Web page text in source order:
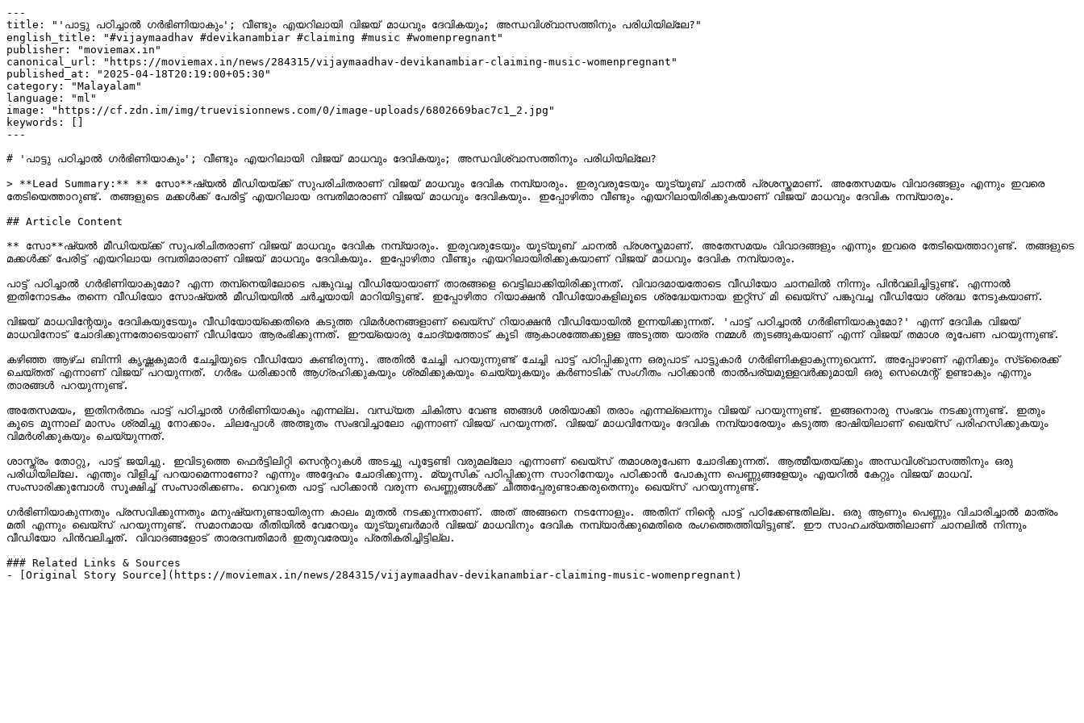
---
title: "'പാട്ടു പഠിച്ചാല്‍ ഗര്‍ഭിണിയാകും'; വീണ്ടും എയറിലായി വിജയ് മാധവും ദേവികയും; അന്ധവിശ്വാസത്തിനും പരിധിയില്ലേ?"
english_title: "#vijaymaadhav #devikanambiar #claiming #music #womenpregnant"
publisher: "moviemax.in"
canonical_url: "https://moviemax.in/news/284315/vijaymaadhav-devikanambiar-claiming-music-womenpregnant"
published_at: "2025-04-18T20:19:00+05:30"
category: "Malayalam"
language: "ml"
image: "https://cf.zdn.im/img/truevisionnews.com/0/image-uploads/6802669bac7c1_2.jpg"
keywords: []
---
# 'പാട്ടു പഠിച്ചാല്‍ ഗര്‍ഭിണിയാകും'; വീണ്ടും എയറിലായി വിജയ് മാധവും ദേവികയും; അന്ധവിശ്വാസത്തിനും പരിധിയില്ലേ?
> **Lead Summary:** ** സോ**ഷ്യല്‍ മീഡിയയ്ക്ക് സുപരിചിതരാണ് വിജയ് മാധവും ദേവിക നമ്പ്യാരും. ഇരുവരുടേയും യൂട്യൂബ് ചാനല്‍ പ്രശസ്തമാണ്. അതേസമയം വിവാദങ്ങളും എന്നും ഇവരെ
തേടിയെത്താറുണ്ട്. തങ്ങളുടെ മക്കള്‍ക്ക് പേരിട്ട് എയറിലായ ദമ്പതിമാരാണ് വിജയ് മാധവും ദേവികയും. ഇപ്പോഴിതാ വീണ്ടും എയറിലായിരിക്കുകയാണ് വിജയ് മാധവും ദേവിക നമ്പ്യാരും.
## Article Content
** സോ**ഷ്യല്‍ മീഡിയയ്ക്ക് സുപരിചിതരാണ് വിജയ് മാധവും ദേവിക നമ്പ്യാരും. ഇരുവരുടേയും യൂട്യൂബ് ചാനല്‍ പ്രശസ്തമാണ്. അതേസമയം വിവാദങ്ങളും എന്നും ഇവരെ തേടിയെത്താറുണ്ട്. തങ്ങളുടെ
മക്കള്‍ക്ക് പേരിട്ട് എയറിലായ ദമ്പതിമാരാണ് വിജയ് മാധവും ദേവികയും. ഇപ്പോഴിതാ വീണ്ടും എയറിലായിരിക്കുകയാണ് വിജയ് മാധവും ദേവിക നമ്പ്യാരും.
പാട്ട് പഠിച്ചാല്‍ ഗര്‍ഭിണിയാകുമോ? എന്ന തമ്പ്‌നെയിലോടെ പങ്കുവച്ച വീഡിയോയാണ് താരങ്ങളെ വെട്ടിലാക്കിയിരിക്കുന്നത്. വിവാദമായതോടെ വീഡിയോ ചാനലില്‍ നിന്നും പിന്‍വലിച്ചിട്ടുണ്ട്. എന്നാല്‍
ഇതിനോടകം തന്നെ വീഡിയോ സോഷ്യല്‍ മീഡിയയില്‍ ചര്‍ച്ചയായി മാറിയിട്ടുണ്ട്. ഇപ്പോഴിതാ റിയാക്ഷന്‍ വീഡിയോകളിലൂടെ ശ്രദ്ധേയനായ ഇറ്റ്‌സ് മി ഖെയ്‌സ് പങ്കുവച്ച വീഡിയോ ശ്രദ്ധ നേടുകയാണ്.
വിജയ് മാധവിന്റേയും ദേവികയുടേയും വീഡിയോയ്‌ക്കെതിരെ കടുത്ത വിമര്‍ശനങ്ങളാണ് ഖെയ്‌സ് റിയാക്ഷന്‍ വീഡിയോയില്‍ ഉന്നയിക്കുന്നത്. 'പാട്ട് പഠിച്ചാല്‍ ഗര്‍ഭിണിയാകുമോ?' എന്ന് ദേവിക വിജയ്
മാധവിനോട് ചോദിക്കുന്നതോടെയാണ് വീഡിയോ ആരംഭിക്കുന്നത്. ഈയ്യൊരു ചോദ്യത്തോട് കൂടി ആകാശത്തേക്കുള്ള അടുത്ത യാത്ര നമ്മള്‍ തുടങ്ങുകയാണ് എന്ന് വിജയ് തമാശ രൂപേണ പറയുന്നുണ്ട്.
കഴിഞ്ഞ ആഴ്ച ബിന്നി കൃഷ്ണകുമാര്‍ ചേച്ചിയുടെ വീഡിയോ കണ്ടിരുന്നു. അതില്‍ ചേച്ചി പറയുന്നുണ്ട് ചേച്ചി പാട്ട് പഠിപ്പിക്കുന്ന ഒരുപാട് പാട്ടുകാര്‍ ഗര്‍ഭിണികളാകുന്നുവെന്ന്. അപ്പോഴാണ് എനിക്കും സ്‌ട്രൈക്ക്
ചെയ്തത് എന്നാണ് വിജയ് പറയുന്നത്. ഗര്‍ഭം ധരിക്കാന്‍ ആഗ്രഹിക്കുകയും ശ്രമിക്കുകയും ചെയ്യുകയും കര്‍ണാടിക് സംഗീതം പഠിക്കാന്‍ താല്‍പര്യമുള്ളവര്‍ക്കുമായി ഒരു സെഗ്മെന്റ് ഉണ്ടാകും എന്നും
താരങ്ങള്‍ പറയുന്നുണ്ട്.
അതേസമയം, ഇതിനര്‍ത്ഥം പാട്ട് പഠിച്ചാല്‍ ഗര്‍ഭിണിയാകും എന്നല്ല. വന്ധ്യത ചികിത്സ വേണ്ട ഞങ്ങള്‍ ശരിയാക്കി തരാം എന്നല്ലെന്നും വിജയ് പറയുന്നുണ്ട്. ഇങ്ങനൊരു സംഭവം നടക്കുന്നുണ്ട്. ഇതും
കൂടെ മൂന്നാല് മാസം ശ്രമിച്ചു നോക്കാം. ചിലപ്പോള്‍ അത്ഭുതം സംഭവിച്ചാലോ എന്നാണ് വിജയ് പറയുന്നത്. വിജയ് മാധവിനേയും ദേവിക നമ്പ്യാരേയും കടുത്ത ഭാഷിയിലാണ് ഖെയ്‌സ് പരിഹസിക്കുകയും
വിമര്‍ശിക്കുകയും ചെയ്യുന്നത്.
ശാസ്ത്രം തോറ്റു, പാട്ട് ജയിച്ചു. ഇവിടുത്തെ ഫെര്‍ട്ടിലിറ്റി സെന്ററുകള്‍ അടച്ചു പൂട്ടേണ്ടി വരുമല്ലോ എന്നാണ് ഖെയ്‌സ് തമാശരൂപേണ ചോദിക്കുന്നത്. ആത്മീയതയ്ക്കും അന്ധവിശ്വാസത്തിനും ഒരു
പരിധിയില്ലേ. എന്തും വിളിച്ച് പറയാമെന്നാണോ? എന്നും അദ്ദേഹം ചോദിക്കുന്നു. മ്യൂസിക് പഠിപ്പിക്കുന്ന സാറിനേയും പഠിക്കാന്‍ പോകുന്ന പെണ്ണുങ്ങളേയും എയറില്‍ കേറ്റും വിജയ് മാധവ്.
സംസാരിക്കുമ്പോള്‍ സൂക്ഷിച്ച് സംസാരിക്കണം. വെറുതെ പാട്ട് പഠിക്കാന്‍ വരുന്ന പെണ്ണുങ്ങള്‍ക്ക് ചീത്തപ്പേരുണ്ടാക്കരുതെന്നും ഖെയ്‌സ് പറയുന്നുണ്ട്.
ഗര്‍ഭിണിയാകുന്നതും പ്രസവിക്കുന്നതും മനുഷ്യനുണ്ടായിരുന്ന കാലം മുതല്‍ നടക്കുന്നതാണ്. അത് അങ്ങനെ നടന്നോളും. അതിന് നിന്റെ പാട്ട് പഠിക്കേണ്ടതില്ല. ഒരു ആണും പെണ്ണും വിചാരിച്ചാല്‍ മാത്രം
മതി എന്നും ഖെയ്‌സ് പറയുന്നുണ്ട്. സമാനമായ രീതിയില്‍ വേറേയും യൂട്യൂബര്‍മാര്‍ വിജയ് മാധവിനും ദേവിക നമ്പ്യാര്‍ക്കുമെതിരെ രംഗത്തെത്തിയിട്ടുണ്ട്. ഈ സാഹചര്യത്തിലാണ് ചാനലില്‍ നിന്നും
വീഡിയോ പിന്‍വലിച്ചത്. വിവാദങ്ങളോട് താരദമ്പതിമാര്‍ ഇതുവരേയും പ്രതികരിച്ചിട്ടില്ല.
### Related Links & Sources
- [Original Story Source](https://moviemax.in/news/284315/vijaymaadhav-devikanambiar-claiming-music-womenpregnant)